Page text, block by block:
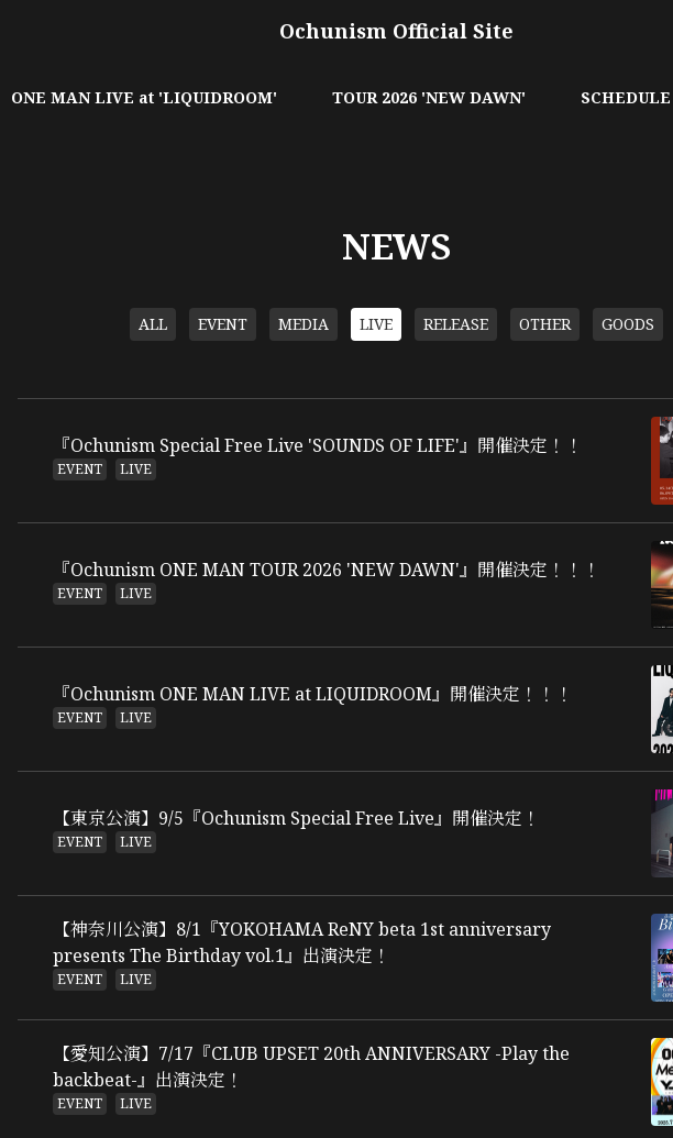
Ochunism Official Site
ONE MAN LIVE at 'LIQUIDROOM' TOUR 2026 'NEW DAWN' SCHEDULE
NEWS
ALL EVENT MEDIA LIVE RELEASE OTHER GOODS
『Ochunism Special Free Live 'SOUNDS OF LIFE'』開催決定！！
EVENT LIVE
『Ochunism ONE MAN TOUR 2026 'NEW DAWN'』開催決定！！！
EVENT LIVE
『Ochunism ONE MAN LIVE at LIQUIDROOM』開催決定！！！
EVENT LIVE
【東京公演】9/5『Ochunism Special Free Live』開催決定！
EVENT LIVE
【神奈川公演】8/1『YOKOHAMA ReNY beta 1st anniversary
presents The Birthday vol.1』出演決定！
EVENT LIVE
【愛知公演】7/17『CLUB UPSET 20th ANNIVERSARY -Play the
backbeat-』出演決定！
EVENT LIVE